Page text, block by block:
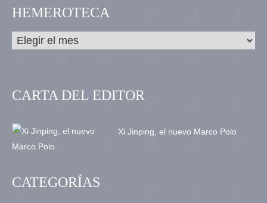
HEMEROTECA
CARTA DEL EDITOR
Xi Jinping, el nuevo Marco Polo
CATEGORÍAS